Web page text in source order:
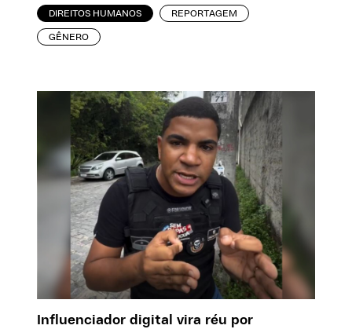
DIREITOS HUMANOS REPORTAGEM
GÊNERO
Influenciador digital vira réu por